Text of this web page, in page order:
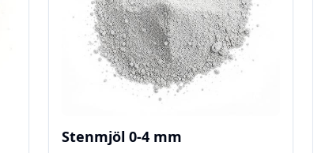
Stenmjöl 0-4 mm